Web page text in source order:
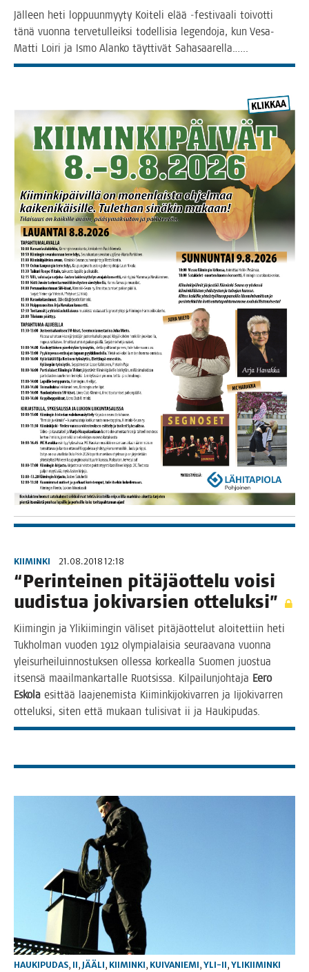
Jäl­leen heti lop­puun­myy­ty Koi­te­li elää ‑fes­ti­vaa­li toi­vot­ti
tänä vuon­na ter­ve­tul­leik­si todel­li­sia legen­do­ja, kun Vesa-
Mat­­ti Loi­ri ja Ismo Alan­ko täyt­ti­vät Sahasaarella.…..
KIIMINKI 21.08.2018 12:18
“Perin­tei­nen pitä­jä­ot­te­lu voi­si
uudis­tua joki­var­sien otteluksi”
Kii­min­gin ja Yli­kii­min­gin väli­set pitä­jä­ot­te­lut aloi­tet­tiin heti
Tuk­hol­man vuo­den 1912 olym­pia­lai­sia seu­raa­va­na vuon­na
ylei­sur­hei­luin­nos­tuk­sen olles­sa kor­keal­la Suo­men juos­tua
itsen­sä maa­il­man­kar­tal­le Ruot­sis­sa. Kil­pai­lun­joh­ta­ja Eero
Esko­la esit­tää laa­je­ne­mis­ta Kii­min­ki­jo­ki­var­ren ja Iijo­ki­var­ren
otte­luk­si, siten että mukaan tuli­si­vat ii ja Haukipudas.
HAUKIPUDAS, II, JÄÄLI, KIIMINKI, KUIVANIEMI, YLI-II, YLIKIIMINKI